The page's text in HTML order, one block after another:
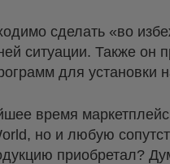
сделать «во
ситуации. Также он
для установки
время
но и любую
приобретал?